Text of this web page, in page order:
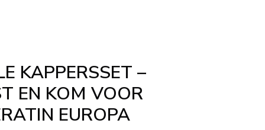
KAPPERSSET –
EN KOM VOOR
EUROPA